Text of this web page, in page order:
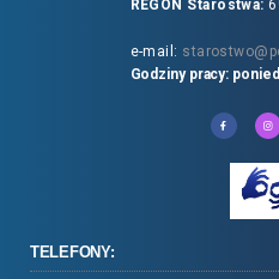
REGON Starostwa:
e-mail:
Godziny pracy:
TELEFONY: